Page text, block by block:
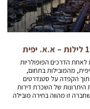
הדרכים הפופולריות
מהמובילות בתחום,
הקפדה על סטנדרטים
של השכרת דירות
זו מהווה בחירה מובילה